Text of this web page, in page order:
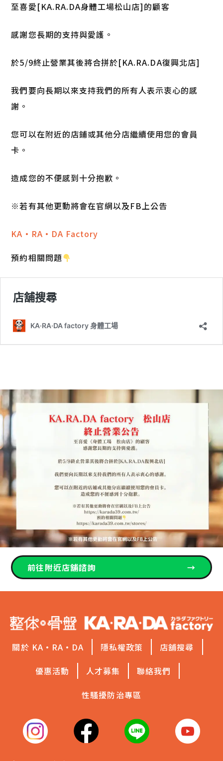
至喜愛[KA.RA.DA身體工場松山店]的顧客
感謝您長期的支持與愛護。
於5/9終止營業其後將合拼於[KA.RA.DA復興北店]
我們要向長期以來支持我們的所有人表示衷心的感
謝。
您可以在附近的店鋪或其他分店繼續使用您的會員
卡。
造成您的不便感到十分抱歉。
※若有其他更動將會在官網以及FB上公告
KA·RA·DA Factory
預約相關問題
前往附近店舖諮詢 →
關於 KA·RA·DA 隱私權政策
店舖搜尋
優惠活動
人才募集
聯絡我們
性騷擾防治專區